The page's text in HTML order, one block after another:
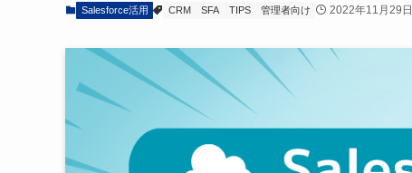
Salesforce活用 CRM SFA TIPS 管理者向け 2022年11月29日